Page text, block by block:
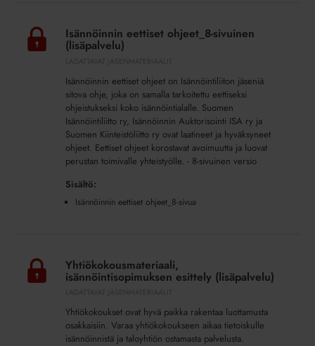
eettiset
ohjeet_8-
Isännöinnin eettiset ohjeet_8-sivuinen
(lisäpalvelu)
Isännöinnin eettiset ohjeet on Isännöintiliiton jäseniä
sitova ohje, joka on samalla tarkoitettu eettiseksi
ohjeistukseksi koko isännöintialalle. Suomen
Isännöintiliitto ry, Isännöinnin Auktorisointi ISA ry ja
Suomen Kiinteistöliitto ry ovat laatineet ja hyväksyneet
ohjeet. Eettiset ohjeet korostavat avoimuutta ja luovat
perustan toimivalle yhteistyölle. - 8-sivuinen versio
Sisältö:
Isännöinnin eettiset ohjeet_8-sivua
isännöintisopimuksen
esittely
(lisäpalvelu)
Yhtiökokousmateriaali,
isännöintisopimuksen esittely (lisäpalvelu)
Yhtiökokoukset ovat hyvä paikka rakentaa luottamusta
osakkaisiin. Varaa yhtiökokoukseen aikaa tietoiskulle
isännöinnistä ja taloyhtiön ostamasta palvelusta.